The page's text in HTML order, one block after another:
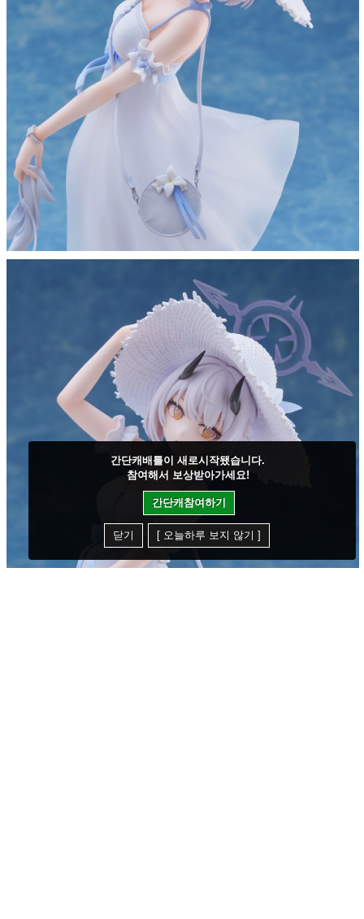
간단캐배틀이 새로시작됐습니다.
참여해서 보상받아가세요!
간단캐참여하기
닫기 [ 오늘하루 보지 않기 ]